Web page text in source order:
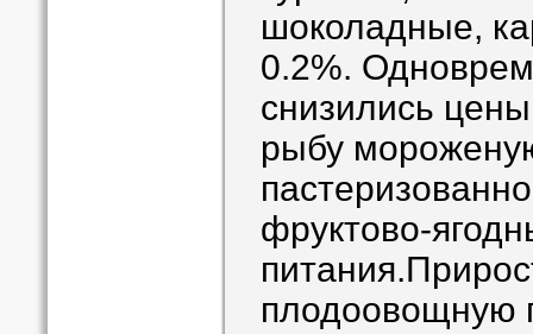
шоколадные,
0.2%.
снизились
рыбу
фруктово-
плодоовощную